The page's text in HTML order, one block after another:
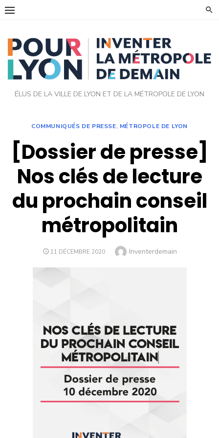
Skip
ÉLUS DE LA VILLE DE LYON ET DE LA MÉTROPOLE DE LYON
COMMUNIQUÉS DE PRESSE, MÉTROPOLE DE LYON
[Dossier de presse]
Nos clés de lecture
du prochain conseil
métropolitain
POSTED
11 DÉCEMBRE 2020 Author
Inventerdemain